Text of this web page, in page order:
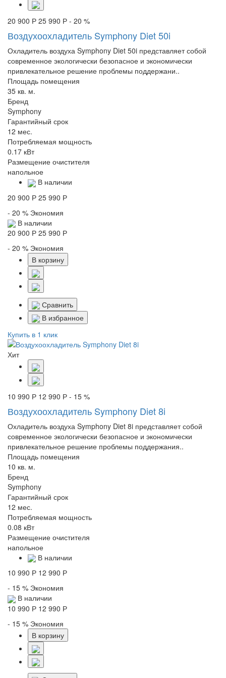
20 900 Р 25 990 Р - 20 %
Воздухоохладитель Symphony Diet 50i
Охладитель воздуха Symphony Diet 50i представляет собой
современное экологически безопасное и экономически
привлекательное решение проблемы поддержани..
Площадь помещения
35 кв. м.
Бренд
Symphony
Гарантийный срок
12 мес.
Потребляемая мощность
0.17 кВт
Размещение очистителя
напольное
В наличии
20 900 Р 25 990 Р
- 20 % Экономия
В наличии
20 900 Р 25 990 Р
- 20 % Экономия
В корзину
Сравнить
В избранное
Купить в 1 клик
Хит
10 990 Р 12 990 Р - 15 %
Воздухоохладитель Symphony Diet 8i
Охладитель воздуха Symphony Diet 8i представляет собой
современное экологически безопасное и экономически
привлекательное решение проблемы поддержания..
Площадь помещения
10 кв. м.
Бренд
Symphony
Гарантийный срок
12 мес.
Потребляемая мощность
0.08 кВт
Размещение очистителя
напольное
В наличии
10 990 Р 12 990 Р
- 15 % Экономия
В наличии
10 990 Р 12 990 Р
- 15 % Экономия
В корзину